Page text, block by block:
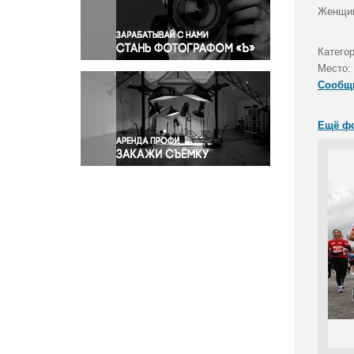
Правосудие
Происшествия и конфликты
Религия
Светская жизнь
Спорт
Экология
Экономика и бизнес
Место:
Ещё